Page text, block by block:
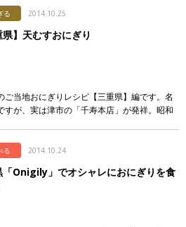
る 2014.10.25
県】天むすおにぎり
当地おにぎりレシピ【三重県】編です。名
が、実は津市の「千寿本店」が発祥。昭和
る 2014.10.24
「Onigily」でオシャレにおにぎりを食